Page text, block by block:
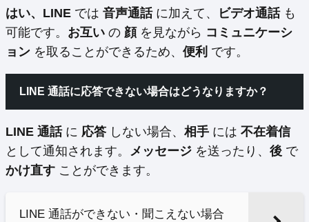
はい、LINE では 音声通話に加えて、 ビデオ通話も
可能です。 お互い の 顔を見ながら コミュニケーシ
ョン を取ることができるため、 便利 です。
LINE 通話に応答できない場合はどうなりますか？
LINE 通話に 応答 しない場合、 相手 には 不在着信
として通知されます。
メッセージ を送ったり、 後 で
かけ直す ことができます。
LINE 通話ができない・聞こえない場合